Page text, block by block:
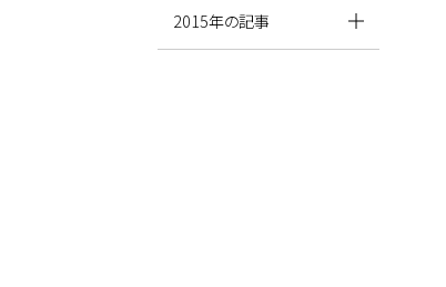
2015年の記事